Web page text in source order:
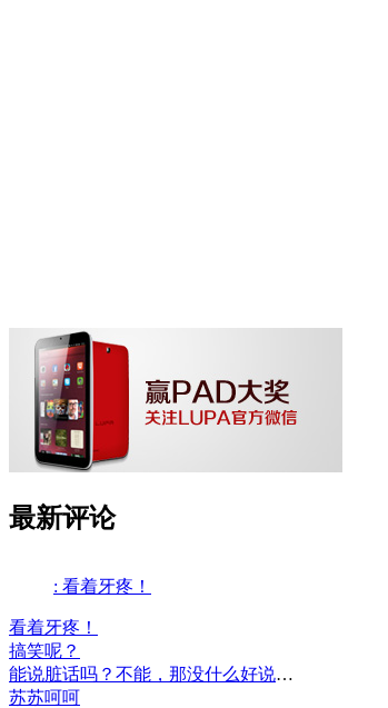
最新评论
: 看着牙疼！
看着牙疼！
搞笑呢？
能说脏话吗？不能，那没什么好说的了！
苏苏呵呵